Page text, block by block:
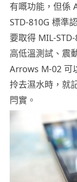
有嘅功能，但係
STD-810G 標準
要取得 MIL-
高低溫測試、震
Arrows M-02 可
拎去濕水時，就
閂實。